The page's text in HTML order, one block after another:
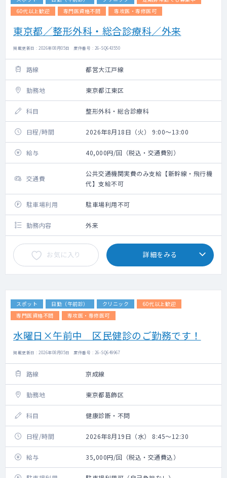
60代以上歓迎
専門医資格不問 専攻医・専修医可
東京都／整形外科・総合診療科／外来
掲載更新日 : 2026年08月05日 案件番号 : 26-SQ643550
路線 都営大江戸線
勤務地 東京都江東区
科目 整形外科・総合診療科
日程/時間 2026年8月18日（火） 9:00～13:00
給与 40,000円/回（税込・交通費別）
交通費
公共交通機関実費のみ支給【新幹線・飛行機
代】支給不可
駐車場利用 駐車場利用不可
勤務内容 外来
お気に入り 詳細をみる
スポット 日勤（午前診） クリニック
60代以上歓迎
専門医資格不問
専攻医・専修医可
水曜日×午前中 区民健診のご勤務です！
掲載更新日 : 2026年08月05日 案件番号 : 26-SQ649967
路線 京成線
勤務地 東京都葛飾区
科目 健康診断・不問
日程/時間 2026年8月19日（水） 8:45～12:30
給与 35,000円/回（税込・交通費込）